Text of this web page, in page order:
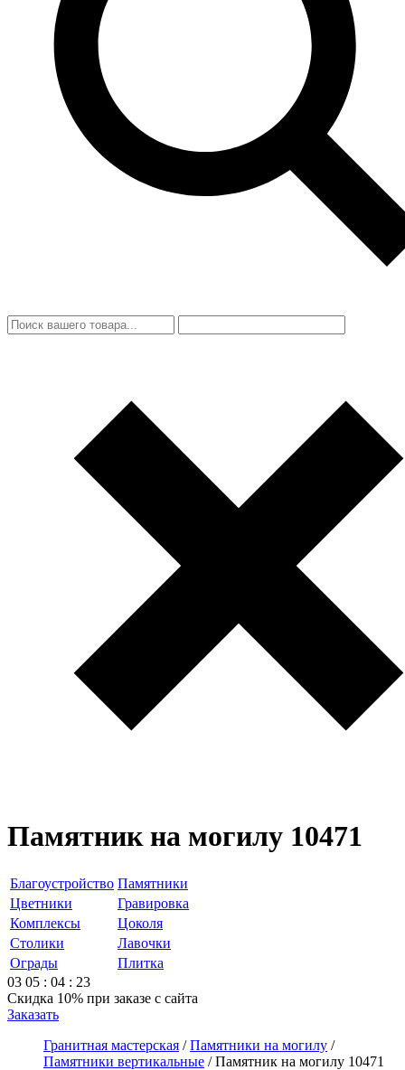
Памятник на могилу 10471
Благоустройство Памятники
Цветники
Гравировка
Комплексы
Цоколя
Столики
Лавочки
Ограды
Плитка
03 05 : 04 : 23
Скидка 10% при заказе с сайта
Заказать
Гранитная мастерская /Памятники на могилу /
Памятники вертикальные /Памятник на могилу 10471